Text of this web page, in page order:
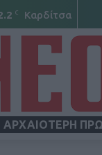
C Καρδίτσα
ΑΡΧΑΙΟΤΕΡΗ